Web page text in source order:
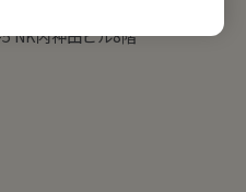
NK内神田ビル8階